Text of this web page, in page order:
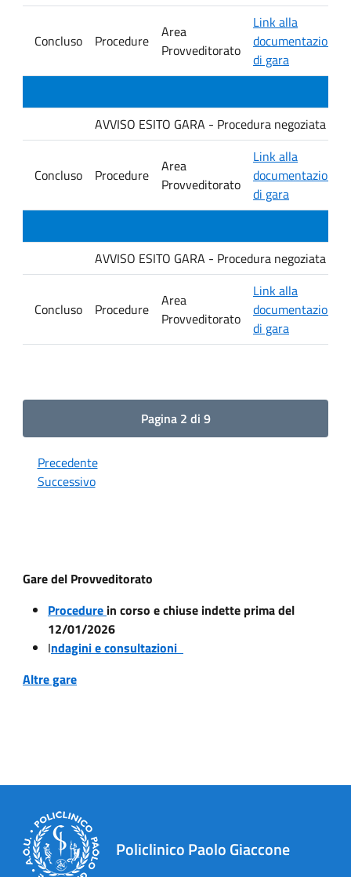
Concluso Procedure
Area
Provveditorato
Link alla
documentazione
di gara
AVVISO ESITO GARA - Procedura negoziata
Concluso Procedure
Area
Provveditorato
Link alla
documentazione
di gara
AVVISO ESITO GARA - Procedura negoziata
Concluso Procedure
Area
Provveditorato
Link alla
documentazione
di gara
Pagina 2 di 9
Precedente
Successivo
Gare del Provveditorato
Procedure in corso e chiuse indette prima del
12/01/2026
Indagini e consultazioni
Altre gare
Policlinico Paolo Giaccone